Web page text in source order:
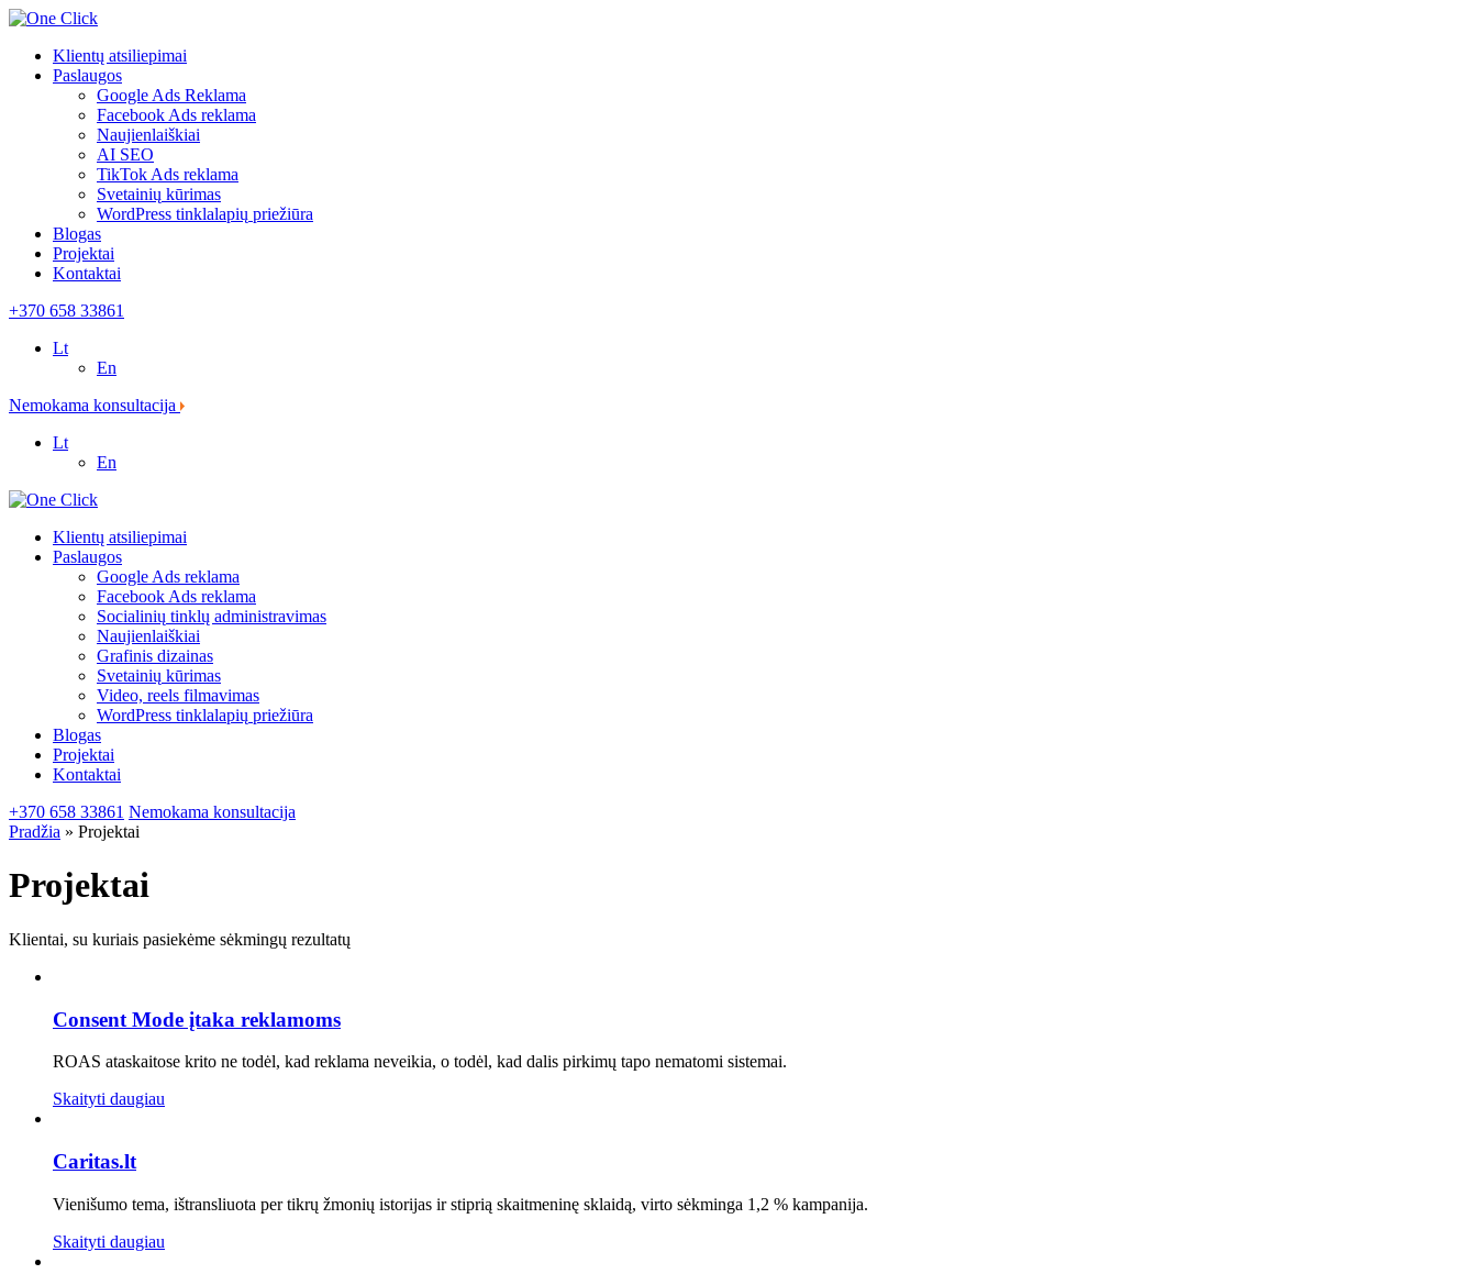
Klientų atsiliepimai
Paslaugos
Google Ads Reklama
Facebook Ads reklama
Naujienlaiškiai
AI SEO
TikTok Ads reklama
Svetainių kūrimas
WordPress tinklalapių priežiūra
Blogas
Projektai
Kontaktai
+370 658 33861
Lt
En
Nemokama konsultacija
Lt
En
Klientų atsiliepimai
Paslaugos
Google Ads reklama
Facebook Ads reklama
Socialinių tinklų administravimas
Naujienlaiškiai
Grafinis dizainas
Svetainių kūrimas
Video, reels filmavimas
WordPress tinklalapių priežiūra
Blogas
Projektai
Kontaktai
+370 658 33861 Nemokama konsultacija
Pradžia » Projektai
Projektai
Klientai, su kuriais pasiekėme sėkmingų rezultatų
Consent Mode įtaka reklamoms
ROAS ataskaitose krito ne todėl, kad reklama neveikia, o todėl, kad dalis pirkimų tapo nematomi sistemai.
Skaityti daugiau
Caritas.lt
Vienišumo tema, ištransliuota per tikrų žmonių istorijas ir stiprią skaitmeninę sklaidą, virto sėkminga 1,2 % kampanija.
Skaityti daugiau